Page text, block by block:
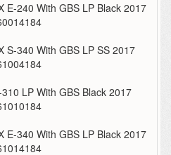
E-240 With GBS LP Black 2017
S-340 With GBS LP SS 2017
LP With GBS Black 2017
E-340 With GBS LP Black 2017